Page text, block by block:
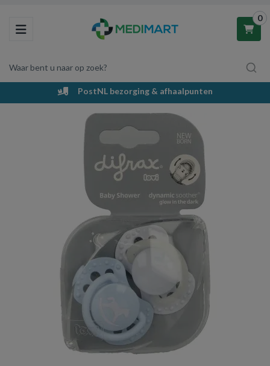
Toggle navigation
Waar bent u naar op zoek?
0
Winkelwagen
Uw winkelwagen is leeg.
Vul hem met producten.
PostNL bezorging & afhaalpunten